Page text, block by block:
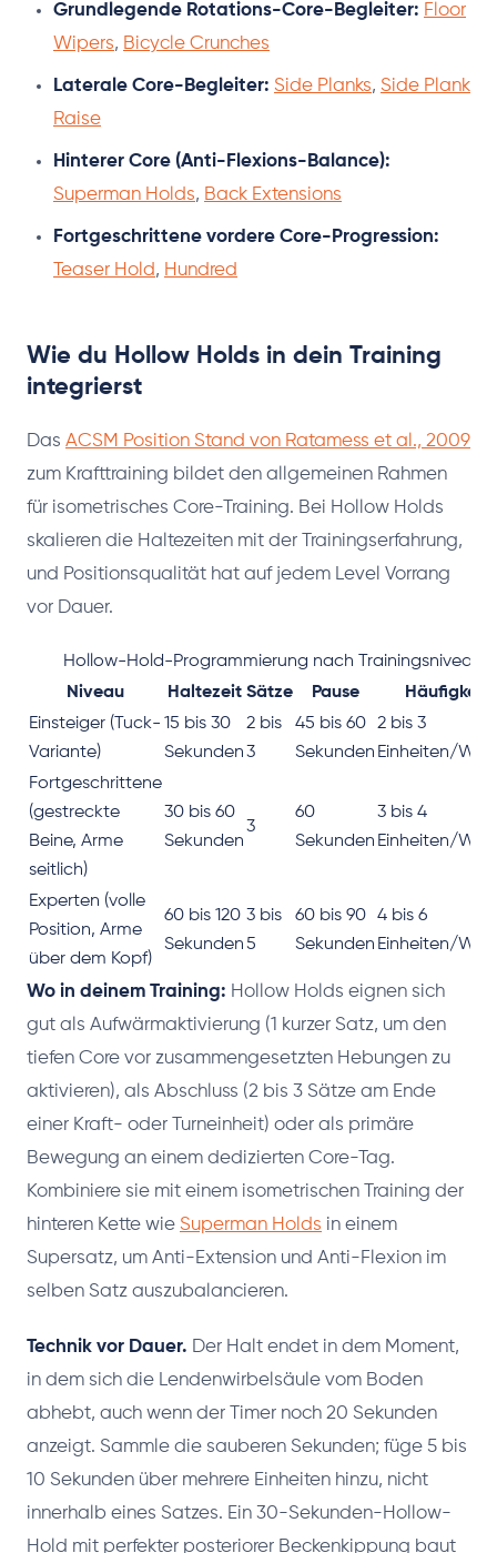
Grundlegende Rotations-Core-Begleiter: Floor
Wipers, Bicycle Crunches
Laterale Core-Begleiter: Side Planks, Side Plank
Raise
Hinterer Core (Anti-Flexions-Balance):
Superman Holds, Back Extensions
Fortgeschrittene vordere Core-Progression:
Teaser Hold, Hundred
Wie du Hollow Holds in dein Training
integrierst
Das ACSM Position Stand von Ratamess et al., 2009
zum Krafttraining bildet den allgemeinen Rahmen
für isometrisches Core-Training. Bei Hollow Holds
skalieren die Haltezeiten mit der Trainingserfahrung,
und Positionsqualität hat auf jedem Level Vorrang
vor Dauer.
Hollow-Hold-Programmierung nach Trainingsniveau
Niveau
Haltezeit Sätze Pause
Häufigkeit
Einsteiger (Tuck-
Variante)
15 bis 30
Sekunden
2 bis
3
45 bis 60
Sekunden
2 bis 3
Einheiten/
Fortgeschrittene
(gestreckte
Beine, Arme
seitlich)
30 bis 60
Sekunden
3
60
Sekunden
3 bis 4
Einheiten/
Experten (volle
Position, Arme
über dem Kopf)
60 bis 120
Sekunden
3 bis
5
60 bis 90
Sekunden
4 bis 6
Einheiten/
Wo in deinem Training: Hollow Holds eignen sich
gut als Aufwärmaktivierung (1 kurzer Satz, um den
tiefen Core vor zusammengesetzten Hebungen zu
aktivieren), als Abschluss (2 bis 3 Sätze am Ende
einer Kraft- oder Turneinheit) oder als primäre
Bewegung an einem dedizierten Core-Tag.
Kombiniere sie mit einem isometrischen Training der
hinteren Kette wie Superman Holds in einem
Supersatz, um Anti-Extension und Anti-Flexion im
selben Satz auszubalancieren.
Technik vor Dauer. Der Halt endet in dem Moment,
in dem sich die Lendenwirbelsäule vom Boden
abhebt, auch wenn der Timer noch 20 Sekunden
anzeigt. Sammle die sauberen Sekunden; füge 5 bis
10 Sekunden über mehrere Einheiten hinzu, nicht
innerhalb eines Satzes. Ein 30-Sekunden-Hollow-
Hold mit perfekter posteriorer Beckenkippung baut